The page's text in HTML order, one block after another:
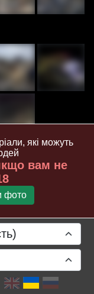
які можуть
вам не
фото